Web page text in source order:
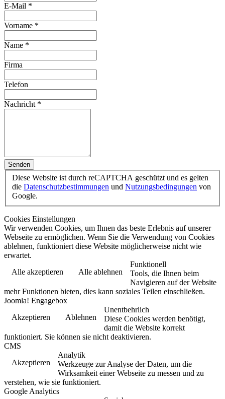
E-Mail *
Vorname *
Name *
Firma
Telefon
Nachricht *
Senden
Diese Website ist durch reCAPTCHA geschützt und es gelten
die Datenschutzbestimmungen und Nutzungsbedingungen von
Google.
Cookies Einstellungen
Wir verwenden Cookies, um Ihnen das beste Erlebnis auf unserer
Webseite zu ermöglichen. Wenn Sie die Verwendung von Cookies
ablehnen, funktioniert diese Website möglicherweise nicht wie
erwartet.
Alle akzeptieren
Alle ablehnen
Funktionell
Tools, die Ihnen beim
Navigieren auf der Website
mehr Funktionen bieten, dies kann soziales Teilen einschließen.
Joomla! Engagebox
Akzeptieren
Ablehnen
Unentbehrlich
Diese Cookies werden benötigt,
damit die Website korrekt
funktioniert. Sie können sie nicht deaktivieren.
CMS
Akzeptieren
Analytik
Werkzeuge zur Analyse der Daten, um die
Wirksamkeit einer Webseite zu messen und zu
verstehen, wie sie funktioniert.
Google Analytics